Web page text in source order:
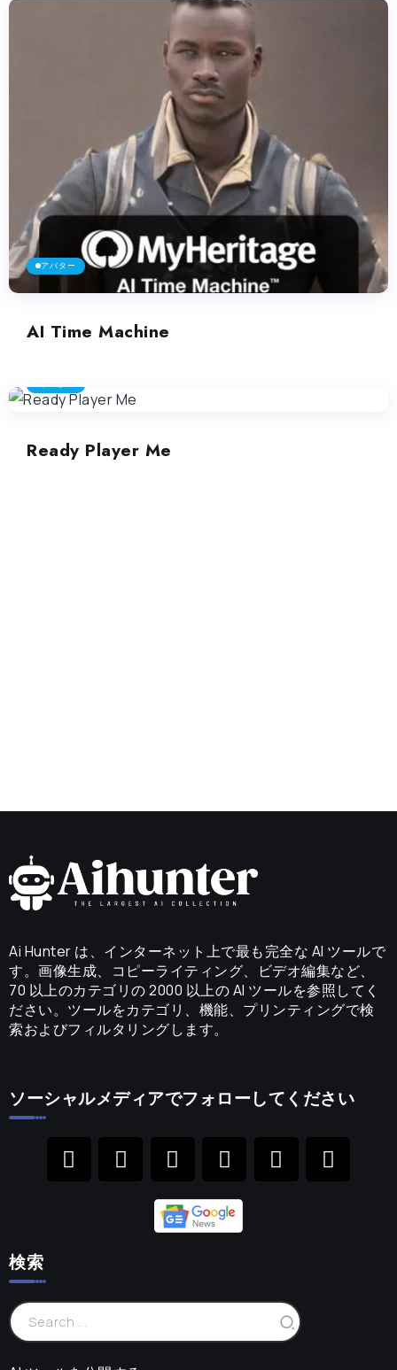
アバター
AI Time Machine
Ready Player Me
Ai Hunter は、インターネット上で最も完全な AI ツールで
す。画像生成、コピーライティング、ビデオ編集など、
70 以上のカテゴリの 2000 以上の AI ツールを参照してく
ださい。ツールをカテゴリ、機能、プリンティングで検
索およびフィルタリングします。
ソーシャルメディアでフォローしてください
検索